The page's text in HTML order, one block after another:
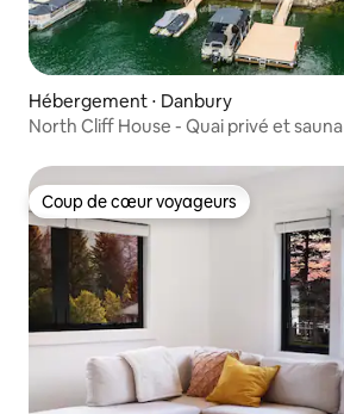
Hébergement ⋅ Danbury
North Cliff House - Quai privé et sauna
Coup de cœur voyageurs
Coup de cœur voyageurs